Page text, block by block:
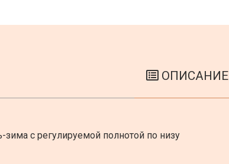
ОПИСАНИЕ
зима с регулируемой полнотой по низу